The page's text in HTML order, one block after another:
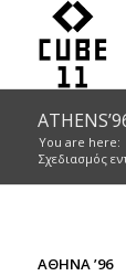
You are here:
Σχεδιασμός
ΑΘΗΝΑ ’96